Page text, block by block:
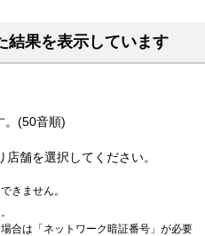
結果を表示しています
。(50音順)
舗を選択してください。
きません。
合は「ネットワーク暗証番号」が必要